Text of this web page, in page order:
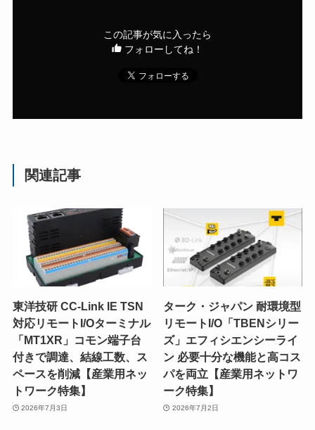
この記事が気に入ったら
フォローしてね！
関連記事
東洋技研 CC-Link IE TSN
対応リモートI/Oターミナル
「MT1XR」コモン端子台
付きで調達、結線工数、ス
ペースを削減【産業用ネッ
トワーク特集】
2026年7月3日
ターク・ジャパン 耐環境型
リモートI/O「TBENシリー
ズ」エフィシエンシーライ
ン 必要十分な機能と高コス
パを両立【産業用ネットワ
ーク特集】
2026年7月2日